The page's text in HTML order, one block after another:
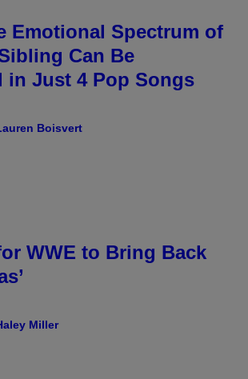
Emotional Spectrum of
Can Be
in Just 4 Pop Songs
Boisvert
WWE to Bring Back
Miller